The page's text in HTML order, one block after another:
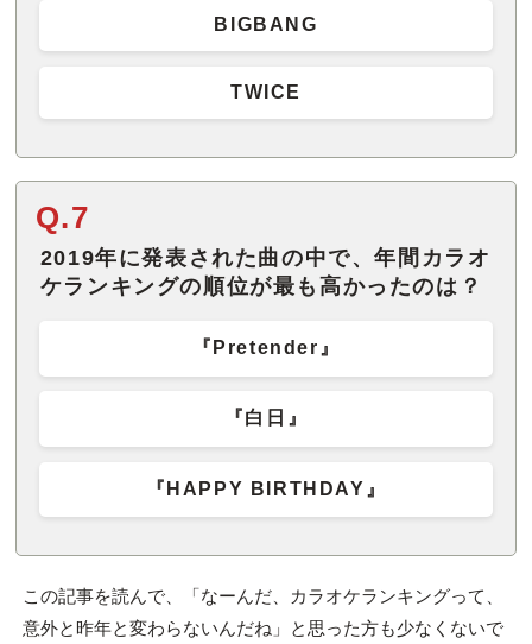
BIGBANG
TWICE
Q.7
2019年に発表された曲の中で、年間カラオ
ケランキングの順位が最も高かったのは？
『Pretender』
『白日』
『HAPPY BIRTHDAY』
この記事を読んで、「なーんだ、カラオケランキングって、
意外と昨年と変わらないんだね」と思った方も少なくないで